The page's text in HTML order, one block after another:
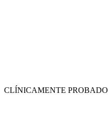
CLÍNICAMENTE PROBADO